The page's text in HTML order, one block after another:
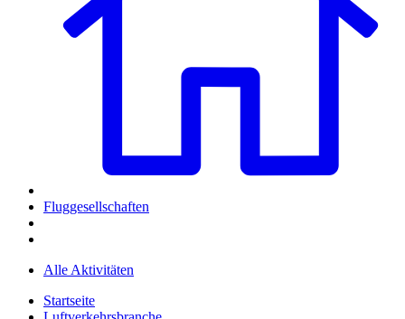
Fluggesellschaften
Alle Aktivitäten
Startseite